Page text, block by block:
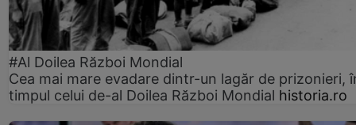
#Al Doilea Război Mondial
Cea mai mare evadare dintr-un lagăr de prizonieri,
timpul celui de-al Doilea Război Mondial historia.ro